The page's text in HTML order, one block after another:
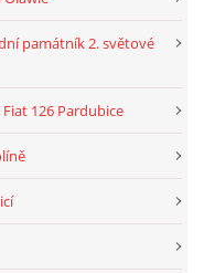
památník 2. světové
126 Pardubice